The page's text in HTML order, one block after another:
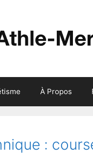
À Propos
: